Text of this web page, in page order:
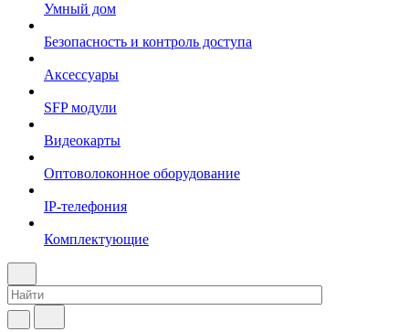
Умный дом
Безопасность и контроль доступа
Аксессуары
SFP модули
Видеокарты
Оптоволоконное оборудование
IP-телефония
Комплектующие